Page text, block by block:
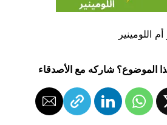
شاركه مع الأصدقاء